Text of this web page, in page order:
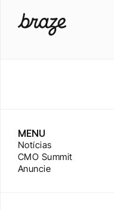
MENU
Notícias
CMO Summit
Anuncie